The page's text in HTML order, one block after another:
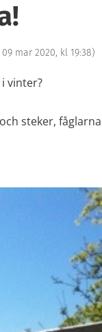
mar 2020, kl 19:38)
vinter?
steker,